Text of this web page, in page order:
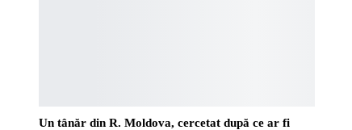
Un tânăr din R. Moldova, cercetat după ce ar fi